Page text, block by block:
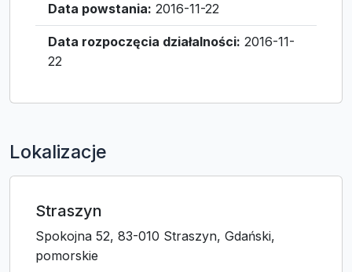
Data powstania: 2016-11-22
Data rozpoczęcia działalności: 2016-11-
22
Lokalizacje
Straszyn
Spokojna 52, 83-010 Straszyn, Gdański,
pomorskie